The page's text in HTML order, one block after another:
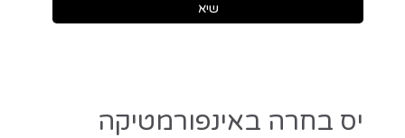
שיא
יס בחרה באינפורמטיקה